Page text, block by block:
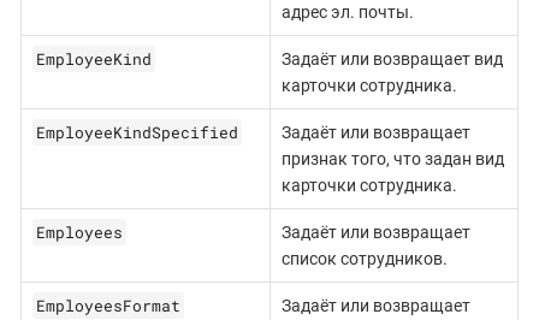
адрес эл. почты.
EmployeeKind
Задаёт или возвращает вид
карточки сотрудника.
EmployeeKindSpecified
Задаёт или возвращает
признак того, что задан вид
карточки сотрудника.
Employees
Задаёт или возвращает
список сотрудников.
EmployeesFormat
Задаёт или возвращает